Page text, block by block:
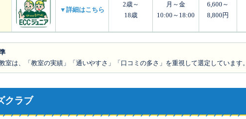
▼詳細はこちら
2歳～
18歳
月～金
10:00～18:00
6,600～
8,800円
室は、「教室の実績」「通いやすさ」「口コミの多さ」を重視して選定しています。
クラブ